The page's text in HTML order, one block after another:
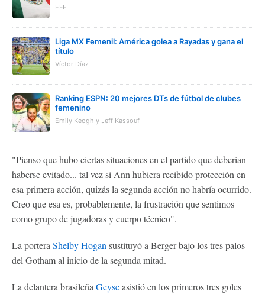
EFE
Liga MX Femenil: América golea a Rayadas y gana el
título
Víctor Díaz
Ranking ESPN: 20 mejores DTs de fútbol de clubes
femenino
Emily Keogh y Jeff Kassouf
"Pienso que hubo ciertas situaciones en el partido que deberían
haberse evitado... tal vez si Ann hubiera recibido protección en
esa primera acción, quizás la segunda acción no habría ocurrido.
Creo que esa es, probablemente, la frustración que sentimos
como grupo de jugadoras y cuerpo técnico".
La portera Shelby Hogan sustituyó a Berger bajo los tres palos
del Gotham al inicio de la segunda mitad.
La delantera brasileña Geyseasistió en los primeros tres goles